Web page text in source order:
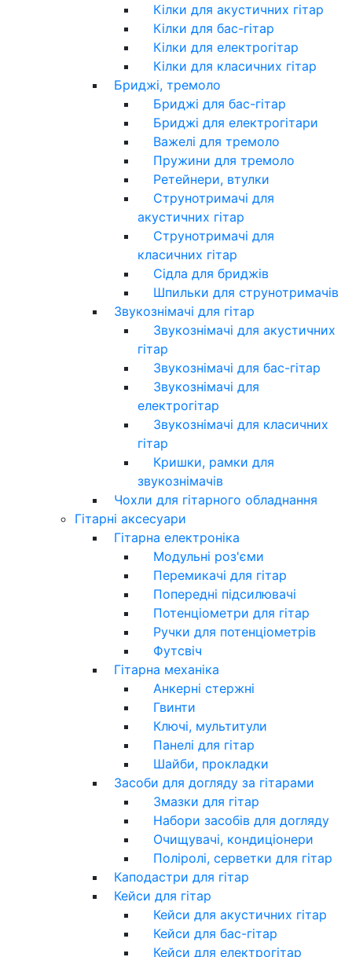
Кілки для акустичних гітар
Кілки для бас-гітар
Кілки для електрогітар
Кілки для класичних гітар
Бриджі, тремоло
Бриджі для бас-гітар
Бриджі для електрогітари
Важелі для тремоло
Пружини для тремоло
Ретейнери, втулки
Струнотримачі для
акустичних гітар
Струнотримачі для
класичних гітар
Сідла для бриджів
Шпильки для струнотримачів
Звукознімачі для гітар
Звукознімачі для акустичних
гітар
Звукознімачі для бас-гітар
Звукознімачі для
електрогітар
Звукознімачі для класичних
гітар
Кришки, рамки для
звукознімачів
Чохли для гітарного обладнання
Гітарні аксесуари
Гітарна електроніка
Модульні роз'єми
Перемикачі для гітар
Попередні підсилювачі
Потенціометри для гітар
Ручки для потенціометрів
Футсвіч
Гітарна механіка
Анкерні стержні
Гвинти
Ключі, мультитули
Панелі для гітар
Шайби, прокладки
Засоби для догляду за гітарами
Змазки для гітар
Набори засобів для догляду
Очищувачі, кондиціонери
Поліролі, серветки для гітар
Каподастри для гітар
Кейси для гітар
Кейси для акустичних гітар
Кейси для бас-гітар
Кейси для електрогітар